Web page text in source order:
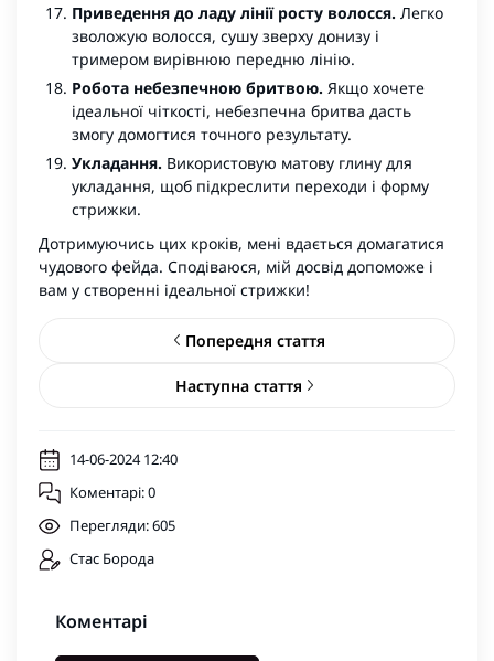
Приведення до ладу лінії росту волосся. Легко
зволожую волосся, сушу зверху донизу і
тримером вирівнюю передню лінію.
Робота небезпечною бритвою. Якщо хочете
ідеальної чіткості, небезпечна бритва дасть
змогу домогтися точного результату.
Укладання. Використовую матову глину для
укладання, щоб підкреслити переходи і форму
стрижки.
Дотримуючись цих кроків, мені вдається домагатися
чудового фейда. Сподіваюся, мій досвід допоможе і
вам у створенні ідеальної стрижки!
Попередня стаття
Наступна стаття
14-06-2024 12:40
Коментарі: 0
Перегляди: 605
Стас Борода
Коментарі